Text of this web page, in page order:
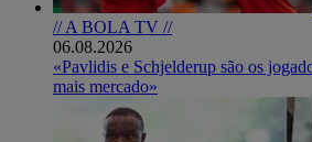
// A BOLA TV //
06.08.2026
«Pavlidis e Schjelderup são os
mais mercado»